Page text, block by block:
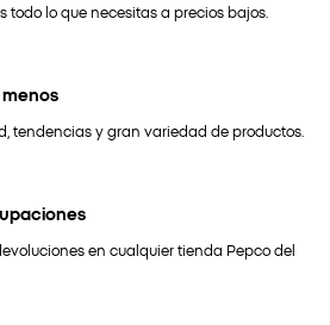
todo lo que necesitas a precios bajos.
tendencias y gran variedad de productos.
en cualquier tienda Pepco del